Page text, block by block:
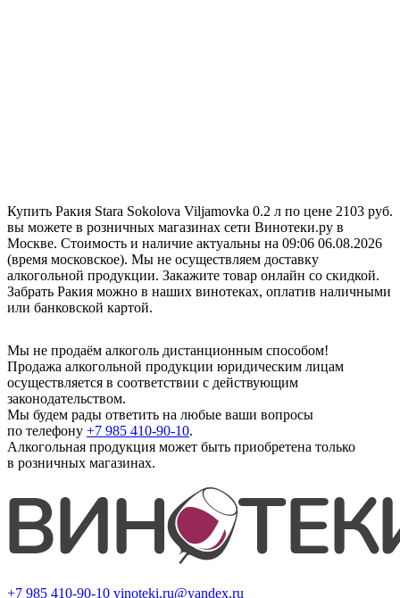
Купить Ракия Stara Sokolova Viljamovka 0.2 л по цене 2103 руб.
вы можете в розничных магазинах сети Винотеки.ру в
Москве. Стоимость и наличие актуальны на 09:06 06.08.2026
(время московское). Мы не осуществляем доставку
алкогольной продукции. Закажите товар онлайн со скидкой.
Забрать Ракия можно в наших винотеках, оплатив наличными
или банковской картой.
Мы не продаём алкоголь дистанционным способом!
Продажа алкогольной продукции юридическим лицам
осуществляется в соответствии с действующим
законодательством.
Мы будем рады ответить на любые ваши вопросы
по телефону +7 985 410-90-10.
Алкогольная продукция может быть приобретена только
в розничных магазинах.
+7 985 410-90-10 vinoteki.ru@yandex.ru